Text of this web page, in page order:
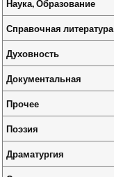
Наука, Образование
Справочная литература
Духовность
Документальная
Прочее
Поэзия
Драматургия